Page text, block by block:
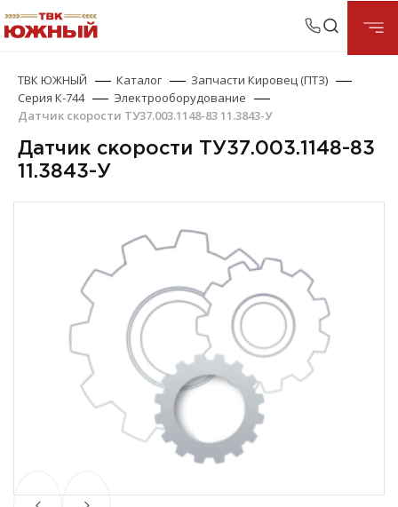
ТВК ЮЖНЫЙ Каталог
Запчасти Кировец (ПТЗ)
Серия К-744
Электрооборудование
Датчик скорости ТУ37.003.1148-83 11.3843-У
Датчик скорости ТУ37.003.1148-83
11.3843-У